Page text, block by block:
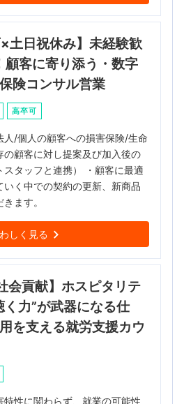
×土日祝休み】未経験歓
客に寄り添う・数字
険コンサル営業
高卒可
人/個人の顧客への損害保険/生命
の顧客に対し提案及び加入後の
スタッフと連携） ・顧客に最適
いく中での契約の更新、新商品
ます。
しく見る
会貢献】ホスピタリテ
く力”が武器になる仕
を支える就労支援カウ
性に関わらず、就業の可能性